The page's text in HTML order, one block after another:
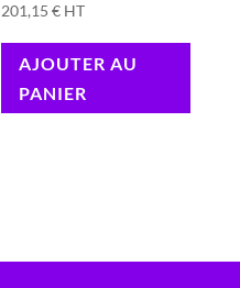
201,15€ HT
AJOUTER AU
PANIER